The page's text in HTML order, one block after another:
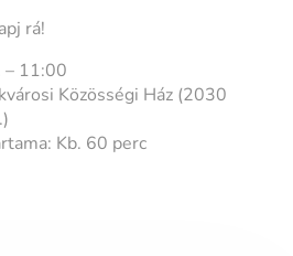
rá!
– 11:00
Közösségi Ház (2030
Kb. 60 perc